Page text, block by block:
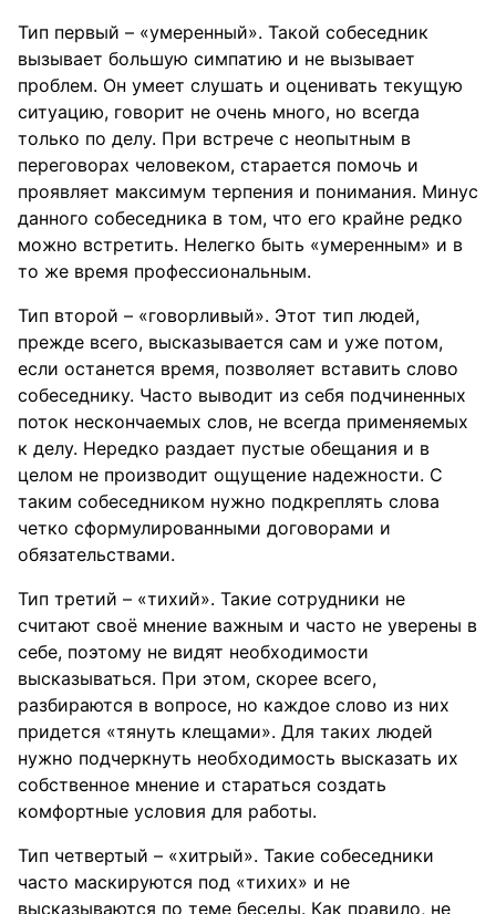
Тип первый – «умеренный». Такой собеседник
вызывает большую симпатию и не вызывает
проблем. Он умеет слушать и оценивать текущую
ситуацию, говорит не очень много, но всегда
только по делу. При встрече с неопытным в
переговорах человеком, старается помочь и
проявляет максимум терпения и понимания. Минус
данного собеседника в том, что его крайне редко
можно встретить. Нелегко быть «умеренным» и в
то же время профессиональным.
Тип второй – «говорливый». Этот тип людей,
прежде всего, высказывается сам и уже потом,
если останется время, позволяет вставить слово
собеседнику. Часто выводит из себя подчиненных
поток нескончаемых слов, не всегда применяемых
к делу. Нередко раздает пустые обещания и в
целом не производит ощущение надежности. С
таким собеседником нужно подкреплять слова
четко сформулированными договорами и
обязательствами.
Тип третий – «тихий». Такие сотрудники не
считают своё мнение важным и часто не уверены в
себе, поэтому не видят необходимости
высказываться. При этом, скорее всего,
разбираются в вопросе, но каждое слово из них
придется «тянуть клещами». Для таких людей
нужно подчеркнуть необходимость высказать их
собственное мнение и стараться создать
комфортные условия для работы.
Тип четвертый – «хитрый». Такие собеседники
часто маскируются под «тихих» и не
высказываются по теме беседы. Как правило, не